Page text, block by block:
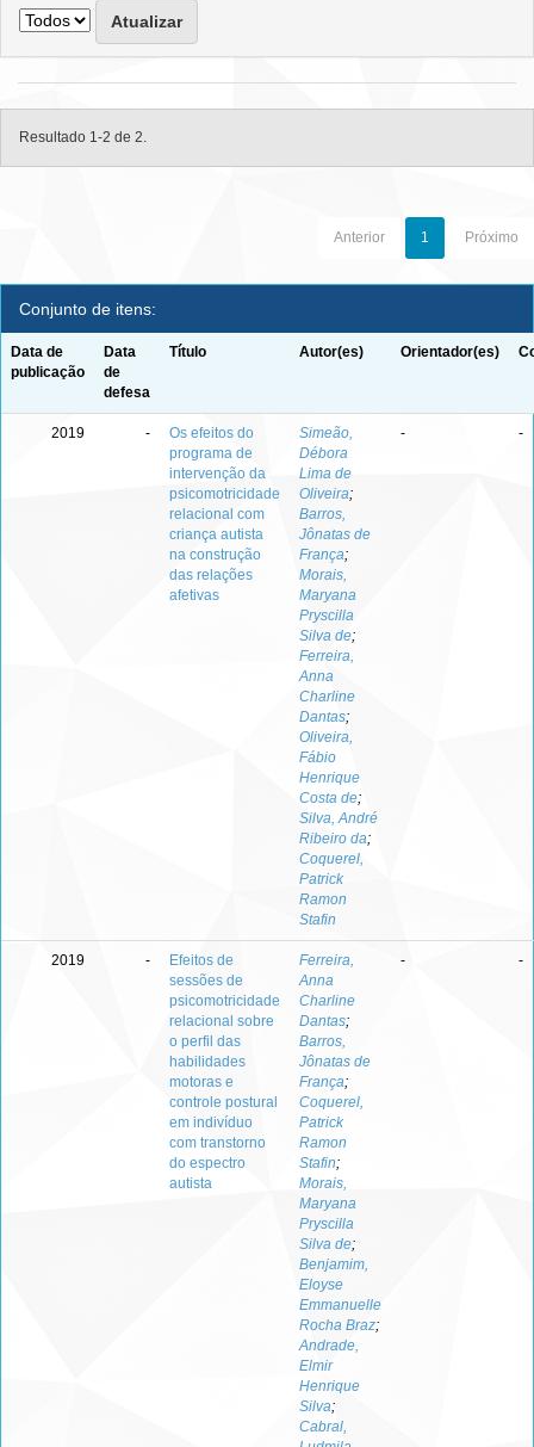
Resultado 1-2 de 2.
Anterior 1 Próximo
Conjunto de itens:
Data de
publicação
Data
de
defesa
Título Autor(es) Orientador(es)
2019 -
Os efeitos do
programa de
intervenção da
psicomotricidade
relacional com
criança autista
na construção
das relações
afetivas
Simeão,
Débora
Lima de
Oliveira;
Barros,
Jônatas de
França;
Morais,
Maryana
Pryscilla
Silva de;
Ferreira,
Anna
Charline
Dantas;
Oliveira,
Fábio
Henrique
Costa de;
Silva, André
Ribeiro da;
Coquerel,
Patrick
Ramon
Stafin
- -
2019 -
Efeitos de
sessões de
psicomotricidade
relacional sobre
o perfil das
habilidades
motoras e
controle postural
em indivíduo
com transtorno
do espectro
autista
Ferreira,
Anna
Charline
Dantas;
Barros,
Jônatas de
França;
Coquerel,
Patrick
Ramon
Stafin;
Morais,
Maryana
Pryscilla
Silva de;
Benjamim,
Eloyse
Emmanuelle
Rocha Braz;
Andrade,
Elmir
Henrique
Silva;
Cabral,
- -